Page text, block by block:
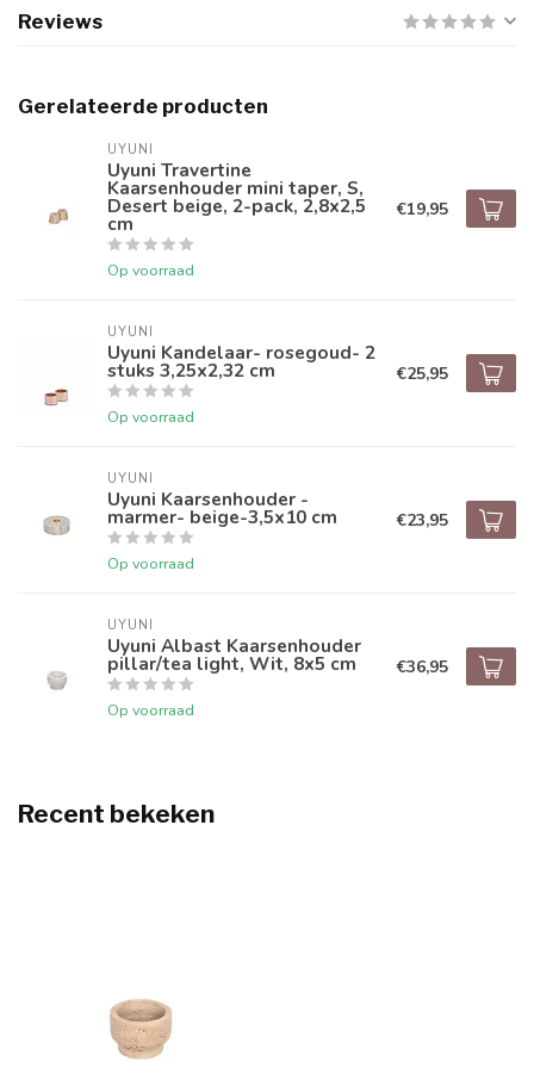
Reviews
Gerelateerde producten
UYUNI
Uyuni Travertine
Kaarsenhouder mini taper, S,
Desert beige, 2-pack, 2,8x2,5
cm
Op voorraad
€19,95
UYUNI
Uyuni Kandelaar- rosegoud- 2
stuks 3,25x2,32 cm
Op voorraad
€25,95
UYUNI
Uyuni Kaarsenhouder -
marmer- beige-3,5x10 cm
Op voorraad
€23,95
UYUNI
Uyuni Albast Kaarsenhouder
pillar/tea light, Wit, 8x5 cm
Op voorraad
€36,95
Recent bekeken